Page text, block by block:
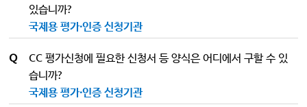
있습니까?
국제용 평가·인증 신청기관
Q
CC 평가신청에 필요한 신청서 등 양식은 어디에서 구할 수 있
습니까?
국제용 평가·인증 신청기관